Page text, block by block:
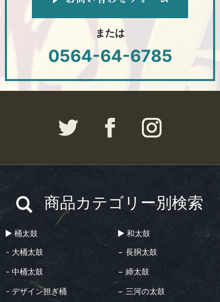
または
0564-64-6785
商品カテゴリー別検索
▶︎ 桶太鼓
- 大桶太鼓
- 中桶太鼓
- デザイン担ぎ桶
▶︎ 和太鼓
− 長胴太鼓
− 締太鼓
− 三河の太鼓